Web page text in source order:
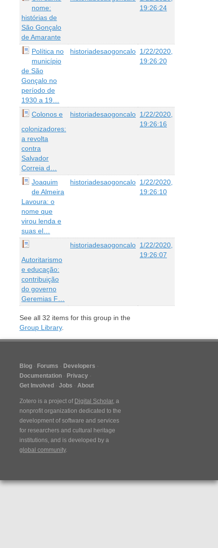
nome:
histórias de
São Gonçalo
de Amarante
19:26:24
Política no
município
de São
Gonçalo no
período de
1930 a 19…
historiadesaogoncalo 1/22/2020,
19:26:20
Colonos e
colonizadores:
a revolta
contra
Salvador
Correia d…
historiadesaogoncalo 1/22/2020,
19:26:16
Joaquim
de Almeira
Lavoura: o
nome que
virou lenda e
suas el…
historiadesaogoncalo 1/22/2020,
19:26:10
Autoritarismo
e educação:
contribuição
do governo
Geremias F…
historiadesaogoncalo 1/22/2020,
19:26:07
See all 32 items for this group in the
Group Library.
Blog Forums
Developers
Documentation
Privacy
Get Involved
Jobs About
Zotero is a project of Digital Scholar, a
nonprofit organization dedicated to the
development of software and services
for researchers and cultural heritage
institutions, and is developed by a
global community.